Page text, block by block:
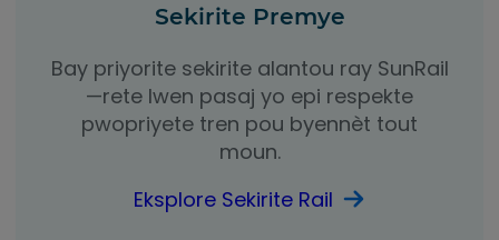
Sekirite Premye
Bay priyorite sekirite alantou ray SunRail
—rete lwen pasaj yo epi respekte
pwopriyete tren pou byennèt tout
moun.
Eksplore Sekirite Rail